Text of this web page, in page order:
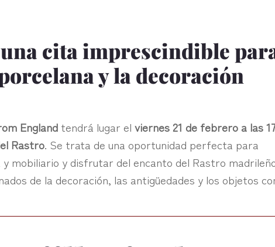
cita imprescindible
y la decoración
England tendrá lugar elviernes 21 de febrero a las
Rastro. Se trata de una oportunidad perfecta para
mobiliario y disfrutar del encanto del Rastro
de la decoración, las antigüedades y los objetos